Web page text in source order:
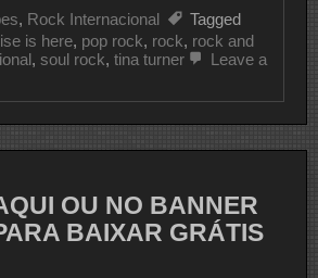
, Rock Internacional
Tagged
is here, pop rock, rock, rock and
, soul rock, tina turner
Leave a
OU NO BANNER
BAIXAR GRÁTIS